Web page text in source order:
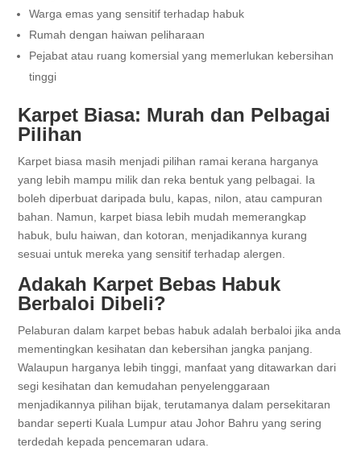
Warga emas yang sensitif terhadap habuk
Rumah dengan haiwan peliharaan
Pejabat atau ruang komersial yang memerlukan kebersihan
tinggi
Karpet Biasa: Murah dan Pelbagai
Pilihan
Karpet biasa masih menjadi pilihan ramai kerana harganya
yang lebih mampu milik dan reka bentuk yang pelbagai. Ia
boleh diperbuat daripada bulu, kapas, nilon, atau campuran
bahan. Namun, karpet biasa lebih mudah memerangkap
habuk, bulu haiwan, dan kotoran, menjadikannya kurang
sesuai untuk mereka yang sensitif terhadap alergen.
Adakah Karpet Bebas Habuk
Berbaloi Dibeli?
Pelaburan dalam karpet bebas habuk adalah berbaloi jika anda
mementingkan kesihatan dan kebersihan jangka panjang.
Walaupun harganya lebih tinggi, manfaat yang ditawarkan dari
segi kesihatan dan kemudahan penyelenggaraan
menjadikannya pilihan bijak, terutamanya dalam persekitaran
bandar seperti Kuala Lumpur atau Johor Bahru yang sering
terdedah kepada pencemaran udara.